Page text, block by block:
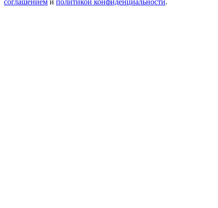
соглашением и политикой конфиденциальности.